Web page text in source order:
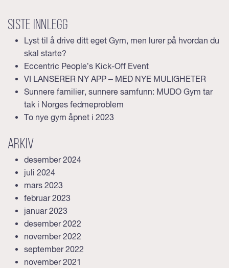
Siste innlegg
Lyst til å drive ditt eget Gym, men lurer på hvordan du
skal starte?
Eccentric People’s Kick-Off Event
VI LANSERER NY APP – MED NYE MULIGHETER
Sunnere familier, sunnere samfunn: MUDO Gym tar
tak i Norges fedmeproblem
To nye gym åpnet i 2023
Arkiv
desember 2024
juli 2024
mars 2023
februar 2023
januar 2023
desember 2022
november 2022
september 2022
november 2021